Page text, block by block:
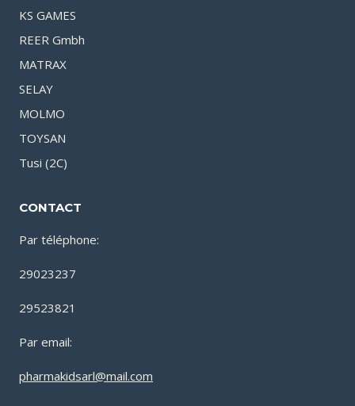
KS GAMES
REER Gmbh
MATRAX
SELAY
MOLMO
TOYSAN
Tusi (2C)
CONTACT
Par téléphone:
29023237
29523821
Par email:
pharmakidsarl@mail.com